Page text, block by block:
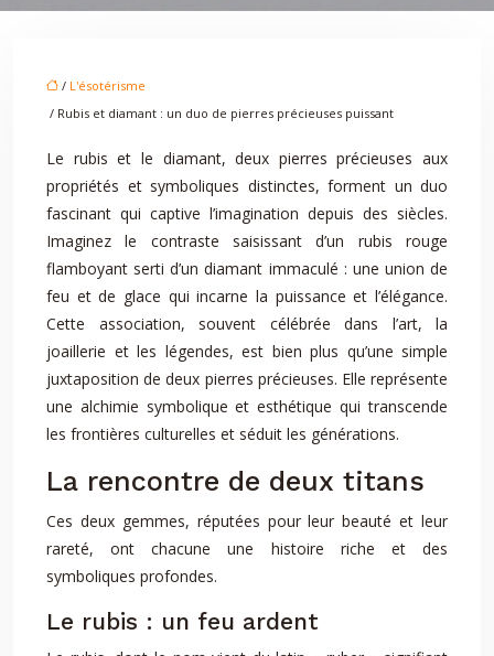
/ L'ésotérisme
/ Rubis et diamant : un duo de pierres précieuses puissant
Le rubis et le diamant, deux pierres précieuses aux
propriétés et symboliques distinctes, forment un duo
fascinant qui captive l’imagination depuis des siècles.
Imaginez le contraste saisissant d’un rubis rouge
flamboyant serti d’un diamant immaculé : une union de
feu et de glace qui incarne la puissance et l’élégance.
Cette association, souvent célébrée dans l’art, la
joaillerie et les légendes, est bien plus qu’une simple
juxtaposition de deux pierres précieuses. Elle représente
une alchimie symbolique et esthétique qui transcende
les frontières culturelles et séduit les générations.
La rencontre de deux titans
Ces deux gemmes, réputées pour leur beauté et leur
rareté, ont chacune une histoire riche et des
symboliques profondes.
Le rubis : un feu ardent